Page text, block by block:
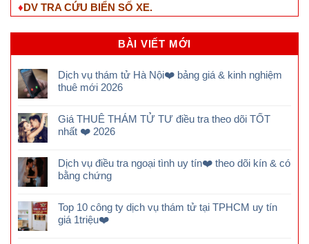
♦DV TRA CỨU BIỂN SỐ XE.
BÀI VIẾT MỚI
Dịch vụ thám tử Hà Nội❤️ bảng giá & kinh nghiệm
thuê mới 2026
Giá THUÊ THÁM TỬ TƯ điều tra theo dõi TỐT
nhất ❤️ 2026
Dịch vụ điều tra ngoại tình uy tín❤️ theo dõi kín & có
bằng chứng
Top 10 công ty dịch vụ thám tử tại TPHCM uy tín
giá 1triệu❤️